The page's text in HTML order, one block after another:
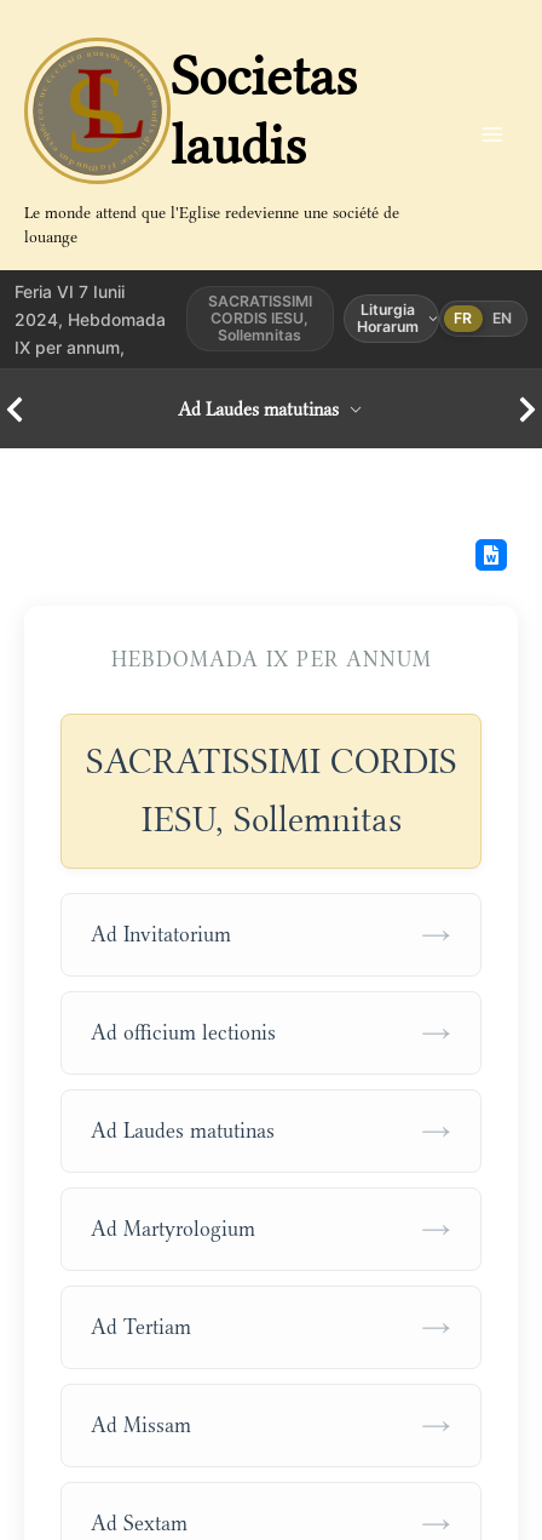
contenu
Societas
laudis
Le monde attend que l'Eglise redevienne une société de
louange
Feria VI 7 Iunii
2024, Hebdomada
IX per annum,
SACRATISSIMI
CORDIS IESU,
Sollemnitas
Liturgia
Horarum
FR EN
Ad Laudes matutinas
HEBDOMADA IX PER ANNUM
SACRATISSIMI CORDIS
IESU, Sollemnitas
Ad Invitatorium →
Ad officium lectionis →
Ad Laudes matutinas →
Ad Martyrologium →
Ad Tertiam →
Ad Missam →
Ad Sextam →